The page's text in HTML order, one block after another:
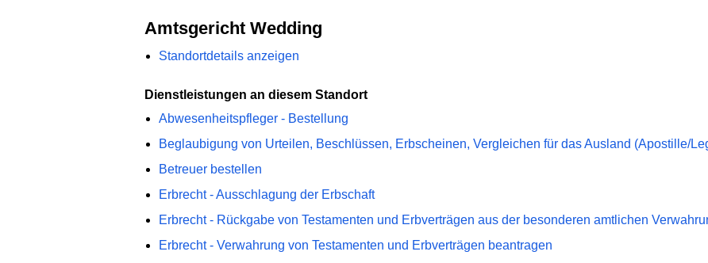
Amtsgericht Wedding
Standortdetails anzeigen
Dienstleistungen an diesem Standort
Abwesenheitspfleger - Bestellung
Beglaubigung von Urteilen, Beschlüssen, Erbscheinen, Vergleichen für das Ausland (Apostille/
Betreuer bestellen
Erbrecht - Ausschlagung der Erbschaft
Erbrecht - Rückgabe von Testamenten und Erbverträgen aus der besonderen amtlichen
Erbrecht - Verwahrung von Testamenten und Erbverträgen beantragen